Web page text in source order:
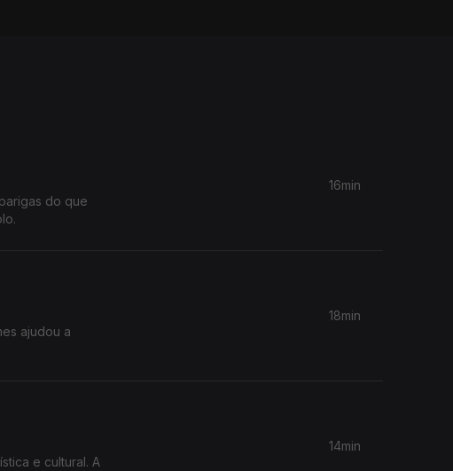
do que
16min
ajudou a
18min
e cultural. A
14min